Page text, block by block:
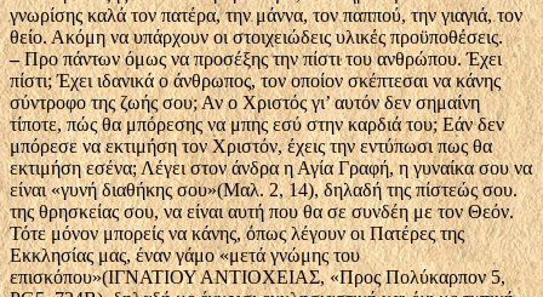
γνωρίσης καλά τον πατέρα, την μάννα, τον παππού, την γιαγιά, τον
θείο. Ακόμη να υπάρχουν οι στοιχειώδεις υλικές προϋποθέσεις.
–Προ πάντων όμως να προσέξης την πίστι του ανθρώπου. Έχει
πίστι; Έχει ιδανικά ο άνθρωπος, τον οποίον σκέπτεσαι να κάνης
σύντροφο της ζωής σου; Αν ο Χριστός γι’ αυτόν δεν σημαίνη
τίποτε, πώς θα μπόρεσης να μπης εσύ στην καρδιά του; Εάν δεν
μπόρεσε να εκτιμήση τον Χριστόν, έχεις την εντύπωσι πως θα
εκτιμήση εσένα; Λέγει στον άνδρα η Αγία Γραφή, η γυναίκα σου να
είναι «γυνή διαθήκης σου»(Μαλ. 2, 14), δηλαδή της πίστεώς σου.
της θρησκείας σου, να είναι αυτή που θα σε συνδέη με τον Θεόν.
Τότε μόνον μπορείς να κάνης, όπως λέγουν οι Πατέρες της
Εκκλησίας μας, έναν γάμο «μετά γνώμης του
επισκόπου»(ΙΓΝΑΤΙΟΥ ΑΝΤΙΟΧΕΙΑΣ, «Προς Πολύκαρπον 5,